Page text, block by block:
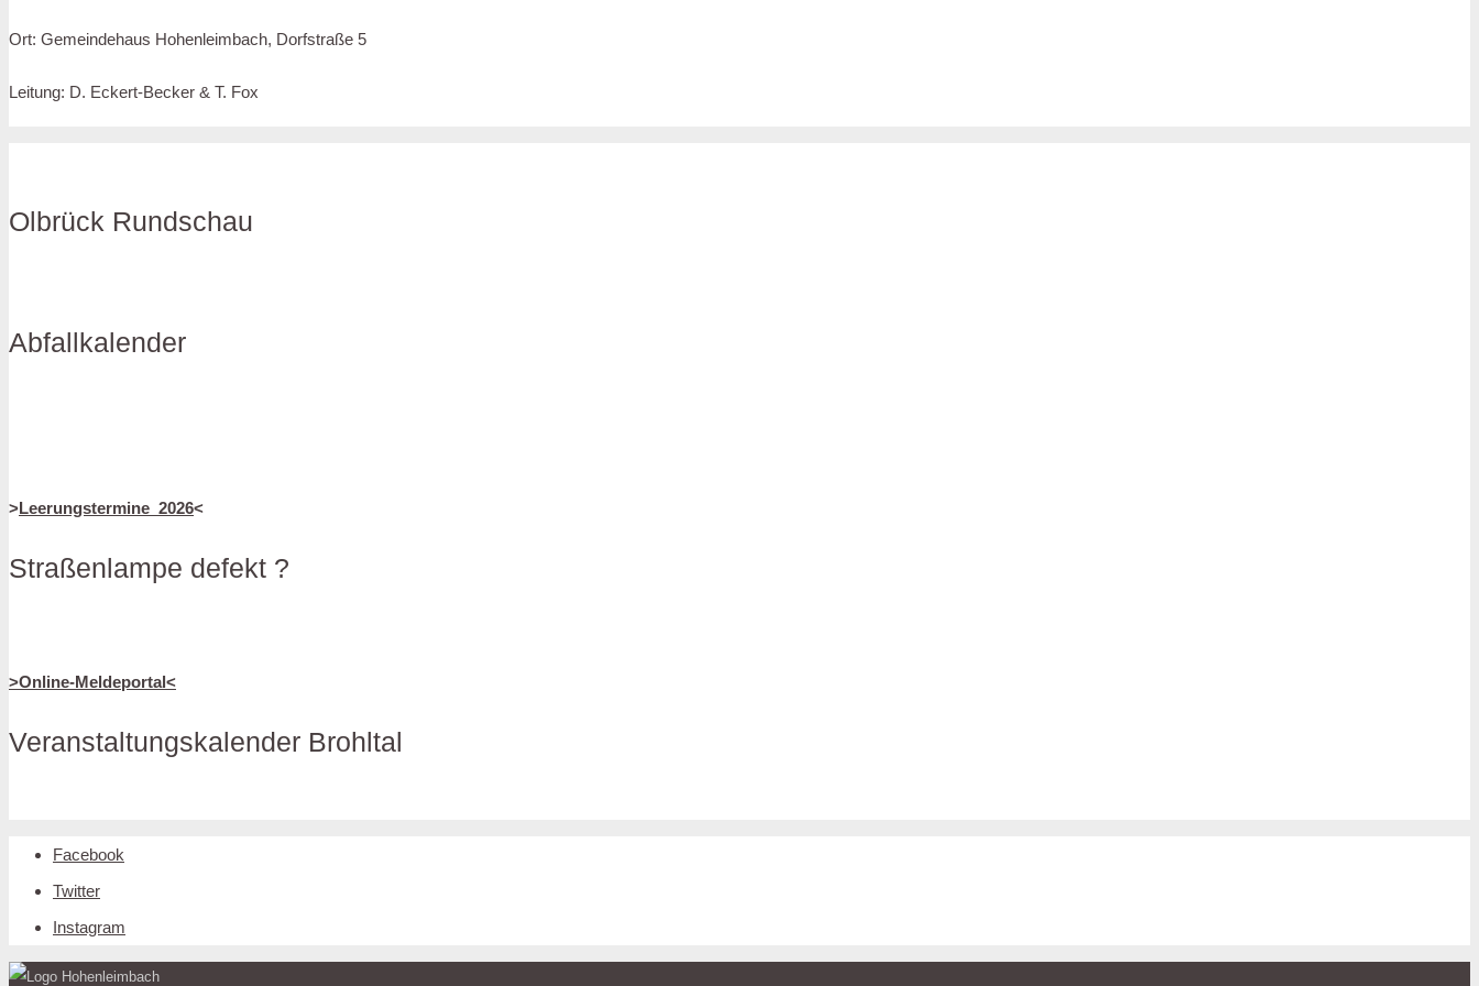
Ort: Gemeindehaus Hohenleimbach, Dorfstraße 5
Leitung: D. Eckert-Becker & T. Fox
Olbrück Rundschau
Abfallkalender
>Leerungstermine_2026<
Straßenlampe defekt ?
>Online-Meldeportal<
Veranstaltungskalender Brohltal
Facebook
Twitter
Instagram